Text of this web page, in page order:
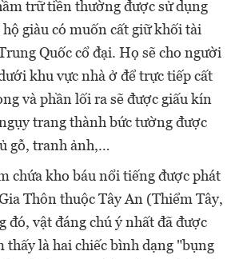
trữ tiền thường được sử dụng
giàu có muốn cất giữ khối tài
Quốc cổ đại. Họ sẽ cho người
khu vực nhà ở để trực tiếp cất
và phần lối ra sẽ được giấu kín
trang thành bức tường được
gỗ, tranh ảnh,…
chứa kho báu nổi tiếng được phát
Thôn thuộc Tây An (Thiểm Tây,
đó, vật đáng chú ý nhất đã được
thấy là hai chiếc bình dạng "bụng